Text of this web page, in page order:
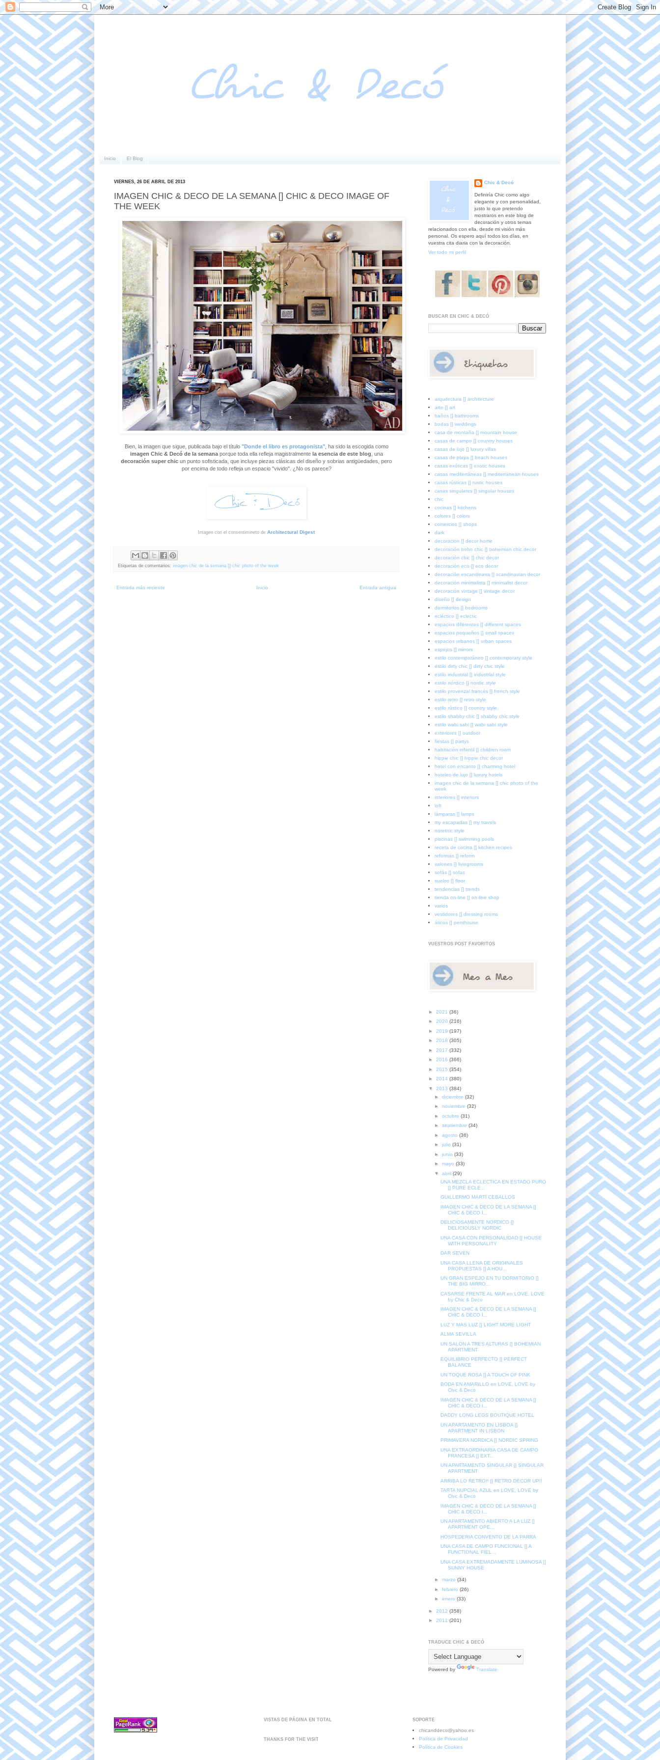
Inicio El Blog
VIERNES, 26 DE ABRIL DE 2013
IMAGEN CHIC & DECO DE LA SEMANA [] CHIC & DECO IMAGE OF
THE WEEK
Bien, la imagen que sigue, publicada bajo el título "Donde el libro es protagonista", ha sido la escogida como
imagen Chic & Decó de la semanaporque toda ella refleja magistralmente la esencia de este blog , una
decoración super chic un punto sofisticada, que incluye piezas clásicas del diseño y sobrias antigüedades, pero
por encima de todo refleja un espacio "vivido". ¿No os parece?
Imagen con el consentimineto de Architectural Digest
Etiquetas de comentarios: imagen chic de la semana [] chic photo of the week
Entrada más reciente Entrada antigua
Inicio
Chic & Decó
Definiría Chic como algo
elegante y con personalidad,
justo lo que pretendo
mostraros en este blog de
decoración y otros temas
relacionados con ella, desde mi visión más
personal. Os espero aquí todos los días, en
vuestra cita diaria con la decoración.
Ver todo mi perfil
BUSCAR EN CHIC & DECÓ
arquitectura [] architecture
arte [] art
baños [] bathrooms
bodas [] weddings
casa de montaña [] mountain house
casas de campo [] country houses
casas de lujo [] luxury villas
casas de playa [] beach houses
casas exóticas [] exotic houses
casas mediterráneas [] mediterranean houses
casas rústicas [] rustic houses
casas singulares [] singular houses
chic
cocinas [] kitchens
colores [] colors
comercios [] shops
dark
decoracion [] decor home
decoración boho chic [] bohemian chic decor
decoración chic [] chic decor
decoración eco [] eco decor
decoración escandinava [] scandinavian decor
decoración minimalista [] minimalist decor
decoración vintage [] vintage decor
diseño [] design
dormitorios [] bedrooms
ecléctico [] eclectic
espacios diferentes [] different spaces
espacios pequeños [] small spaces
espacios urbanos [] urban spaces
espejos [] mirrors
estilo contemporáneo [] contemporary style
estilo dirty chic [] dirty chic style
estilo industrial [] industrial style
estilo nórdico [] nordic style
estilo provenzal francés [] french style
estilo retro [] retro style
estilo rústico [] country style
estilo shabby chic [] shabby chic style
estilo wabi sabi [] wabi sabi style
exteriores [] outdoor
fiestas [] partys
habitación infantil [] children room
hippie chic [] hippie chic decor
hotel con encanto [] charming hotel
hoteles de lujo [] luxury hotels
imagen chic de la semana [] chic photo of the
week
interiores [] interiors
loft
lámparas [] lamps
my escapadas [] my travels
noretnic style
piscinas [] swimming pools
receta de cocina [] kitchen recipes
reformas [] reform
salones [] livingrooms
sofás [] sofas
suelos [] floor
tendencias [] trends
tienda on-line [] on-line shop
varios
vestidores [] dressing rooms
áticos [] penthouse
VUESTROS POST FAVORITOS
► 2021 (36)
► 2020 (216)
► 2019 (197)
► 2018 (305)
► 2017 (332)
► 2016 (366)
► 2015 (354)
► 2014 (380)
▼ 2013 (384)
► diciembre (32)
► noviembre (32)
► octubre (31)
► septiembre (34)
► agosto (36)
► julio (31)
► junio (33)
► mayo (33)
▼ abril (29)
UNA MEZCLA ECLECTICA EN ESTADO PURO
[] PURE ECLE...
GUILLERMO MARTI CEBALLOS
IMAGEN CHIC & DECO DE LA SEMANA []
CHIC & DECO I...
DELICIOSAMENTE NORDICO []
DELICIOUSLY NORDIC
UNA CASA CON PERSONALIDAD [] HOUSE
WITH PERSONALITY
DAR SEVEN
UNA CASA LLENA DE ORIGINALES
PROPUESTAS [] A HOU...
UN GRAN ESPEJO EN TU DORMITORIO []
THE BIG MIRRO...
CASARSE FRENTE AL MAR en LOVE, LOVE
by Chic & Deco
IMAGEN CHIC & DECO DE LA SEMANA []
CHIC & DECO I...
LUZ Y MAS LUZ [] LIGHT MORE LIGHT
ALMA SEVILLA
UN SALON A TRES ALTURAS [] BOHEMIAN
APARTMENT
EQUILIBRIO PERFECTO [] PERFECT
BALANCE
UN TOQUE ROSA [] A TOUCH OF PINK
BODA EN AMARILLO en LOVE, LOVE by
Chic & Deco
IMAGEN CHIC & DECO DE LA SEMANA []
CHIC & DECO I...
DADDY LONG LEGS BOUTIQUE HOTEL
UN APARTAMENTO EN LISBOA []
APARTMENT IN LISBON
PRIMAVERA NORDICA [] NORDIC SPRING
UNA EXTRAORDINARIA CASA DE CAMPO
FRANCESA [] EXT...
UN APARTAMENTO SINGULAR [] SINGULAR
APARTMENT
ARRIBA LO RETRO!! [] RETRO DECOR UP!!
TARTA NUPCIAL AZUL en LOVE, LOVE by
Chic & Deco
IMAGEN CHIC & DECO DE LA SEMANA []
CHIC & DECO I...
UN APARTAMENTO ABIERTO A LA LUZ []
APARTMENT OPE...
HOSPEDERIA CONVENTO DE LA PARRA
UNA CASA DE CAMPO FUNCIONAL [] A
FUNCTIONAL FIEL...
UNA CASA EXTREMADAMENTE LUMINOSA []
SUNNY HOUSE
► marzo (34)
► febrero (26)
► enero (33)
► 2012 (358)
► 2011 (201)
TRADUCE CHIC & DECÓ
Powered by Translate
VISTAS DE PÁGINA EN TOTAL
THANKS FOR THE VISIT
SOPORTE
chicanddeco@yahoo.es
Política de Privacidad
Política de Cookies